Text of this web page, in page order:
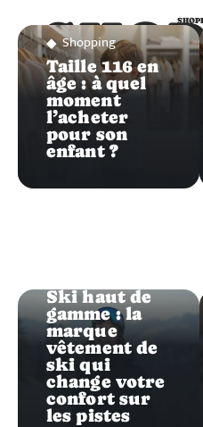
Shopping
Taille 116 en
âge : à quel
moment
l’acheter
pour son
enfant ?
Ski haut de
gamme : la
marque
vêtement de
ski qui
change votre
confort sur
les pistes